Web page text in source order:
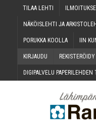
TILAA LEH­TI
NÄKÖIS­LEH­TI JA
PORUK­KA KOOLLA IIN
KIR­JAU­DU REKIS­TE­RÖI­DY
DIGI­PAL­VE­LU